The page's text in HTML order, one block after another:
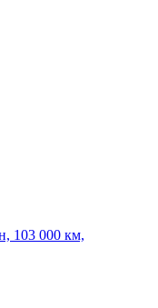
103 000 км,